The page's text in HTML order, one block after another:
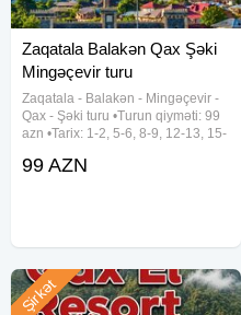
Zaqatala Balakən Qax Şəki
Mingəçevir turu
Zaqatala - Balakən - Mingəçevir -
Qax - Şəki turu •Turun qiyməti: 99
azn •Tarix: 1-2, 5-6, 8-9, 12-13, 15-
Avqust ✓Qiymətə daxildir: -
99 AZN
Şirkət